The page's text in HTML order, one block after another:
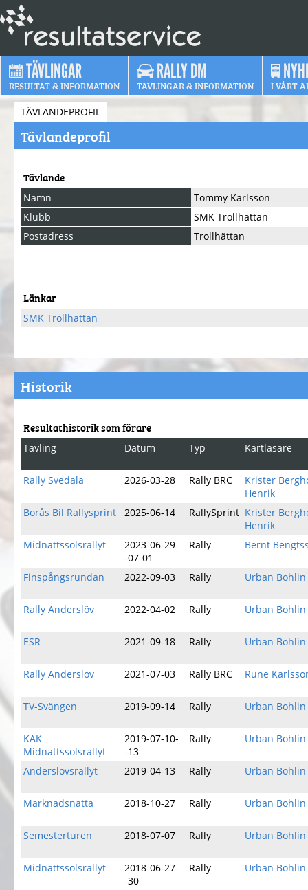
TÄVLINGAR
RESULTAT & INFORMATION
RALLY DM
TÄVLINGAR & INFORMATION I VÅRT
TÄVLANDEPROFIL
Tävlandeprofil
Tävlande
Namn
Tommy Karlsson
Klubb
SMK Trollhättan
Postadress
Trollhättan
Länkar
SMK Trollhättan
Historik
Resultathistorik som förare
Tävling Datum Typ Kartläsare
Rally Svedala 2026-03-28 Rally BRC
Krister
Henrik
Borås Bil Rallysprint
2025-06-14 RallySprint Krister
Henrik
Midnattssolsrallyt
2023-06-29-
-07-01
Rally Bernt
Finspångsrundan 2022-09-03 Rally Urban Bohlin
Rally Anderslöv 2022-04-02 Rally Urban Bohlin
ESR 2021-09-18 Rally Urban Bohlin
Rally Anderslöv 2021-07-03 Rally BRC Rune
TV-Svängen 2019-09-14 Rally Urban Bohlin
KAK
Midnattssolsrallyt
2019-07-10-
-13
Rally Urban Bohlin
Anderslövsrallyt 2019-04-13 Rally Urban Bohlin
Marknadsnatta 2018-10-27 Rally Urban Bohlin
Semesterturen 2018-07-07 Rally Urban Bohlin
Midnattssolsrallyt
2018-06-27-
-30
Rally Urban Bohlin